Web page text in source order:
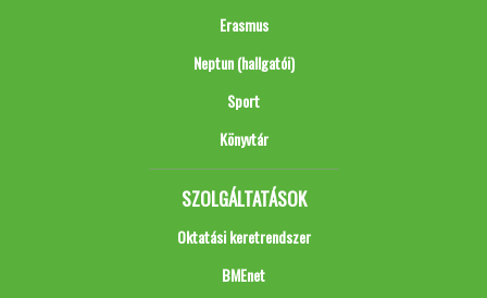
Erasmus
Neptun (hallgatói)
Sport
Könyvtár
SZOLGÁLTATÁSOK
Oktatási keretrendszer
BMEnet